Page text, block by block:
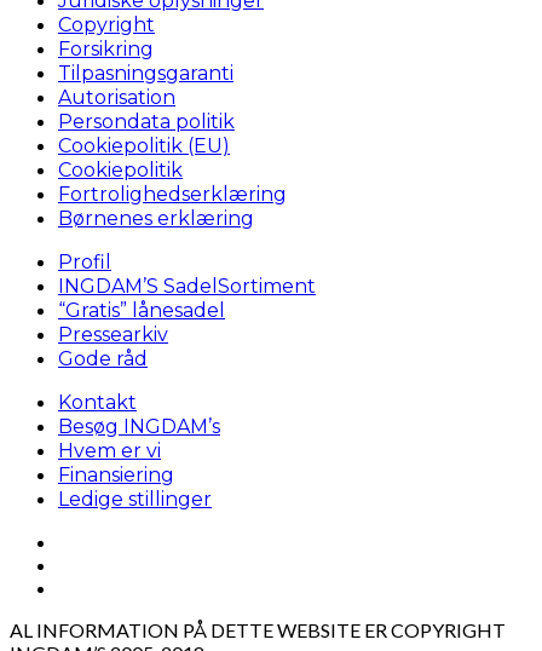
Copyright
Forsikring
Tilpasningsgaranti
Autorisation
Persondata politik
Cookiepolitik (EU)
Cookiepolitik
Fortrolighedserklæring
Børnenes erklæring
Profil
INGDAM’S SadelSortiment
“Gratis” lånesadel
Pressearkiv
Gode råd
Kontakt
Besøg INGDAM’s
Hvem er vi
Finansiering
Ledige stillinger
AL INFORMATION PÅ DETTE WEBSITE ER COPYRIGHT